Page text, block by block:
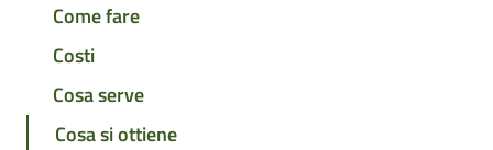
Come fare
Costi
Cosa serve
Cosa si ottiene